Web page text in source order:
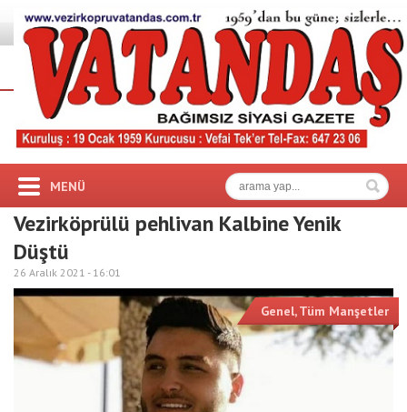
MENÜ
Vezirköprülü pehlivan Kalbine Yenik
Düştü
26 Aralık 2021 - 16:01
Genel,Tüm Manşetler